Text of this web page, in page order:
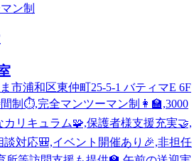
ン制
市浦和区東仲町25-5-1 バティマE 6F
間制⏱️,完全マンツーマン制👩‍🏫,3000
リキュラム🧩,保護者様支援充実🤝,
対応🎒,イベント開催あり🎉,非担任